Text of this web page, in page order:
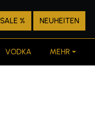
SALE % NEUHEITEN
VODKA MEHR